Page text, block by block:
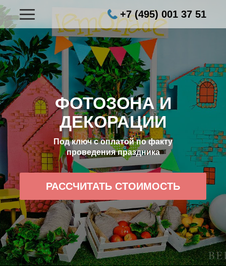
+7 (495) 001 37 51
ФОТОЗОНА И
ДЕКОРАЦИИ
Под ключ с оплатой по факту
проведения праздника
РАССЧИТАТЬ СТОИМОСТЬ